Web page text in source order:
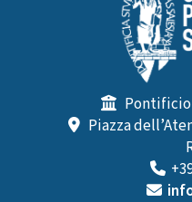
Pontificio
Piazza